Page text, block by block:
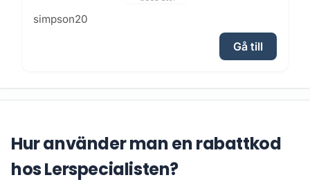
simpson20
Gå till
Hur använder man en rabattkod
hos Lerspecialisten?